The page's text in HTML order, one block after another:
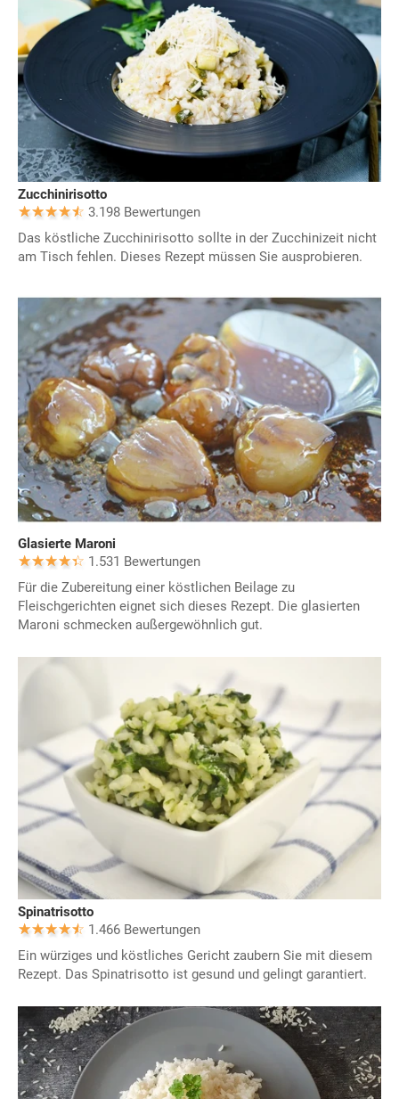
Zucchinirisotto
3.198 Bewertungen
Das köstliche Zucchinirisotto sollte in der Zucchinizeit nicht
am Tisch fehlen. Dieses Rezept müssen Sie ausprobieren.
Glasierte Maroni
1.531 Bewertungen
Für die Zubereitung einer köstlichen Beilage zu
Fleischgerichten eignet sich dieses Rezept. Die glasierten
Maroni schmecken außergewöhnlich gut.
Spinatrisotto
1.466 Bewertungen
Ein würziges und köstliches Gericht zaubern Sie mit diesem
Rezept. Das Spinatrisotto ist gesund und gelingt garantiert.